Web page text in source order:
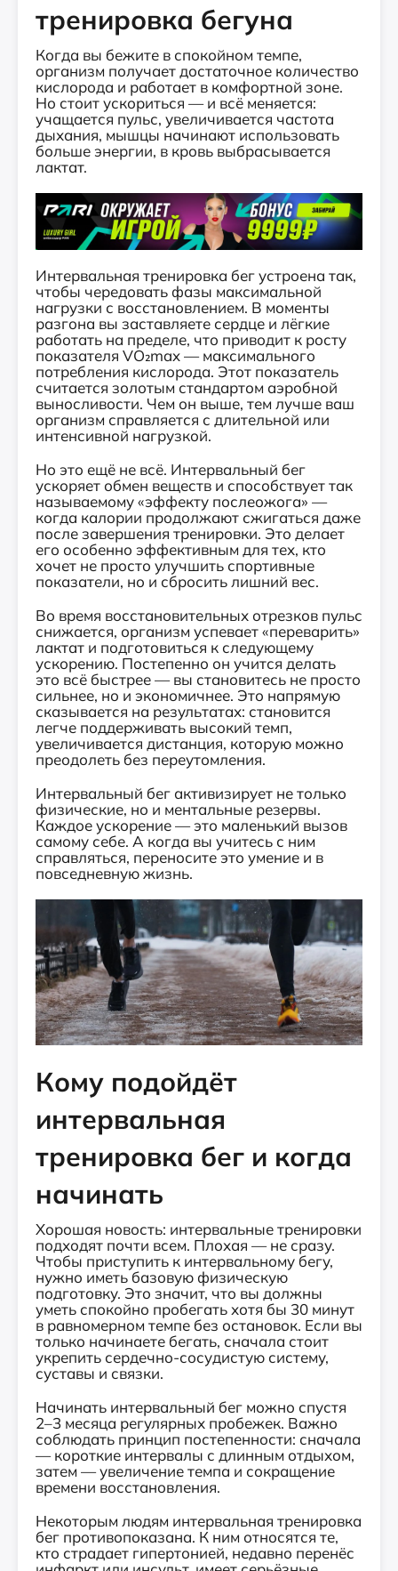
тренировка бегуна
Когда вы бежите в спокойном темпе,
организм получает достаточное количество
кислорода и работает в комфортной зоне.
Но стоит ускориться — и всё меняется:
учащается пульс, увеличивается частота
дыхания, мышцы начинают использовать
больше энергии, в кровь выбрасывается
лактат.
Интервальная тренировка бег устроена так,
чтобы чередовать фазы максимальной
нагрузки с восстановлением. В моменты
разгона вы заставляете сердце и лёгкие
работать на пределе, что приводит к росту
показателя VO₂max — максимального
потребления кислорода. Этот показатель
считается золотым стандартом аэробной
выносливости. Чем он выше, тем лучше ваш
организм справляется с длительной или
интенсивной нагрузкой.
Но это ещё не всё. Интервальный бег
ускоряет обмен веществ и способствует так
называемому «эффекту послеожога» —
когда калории продолжают сжигаться даже
после завершения тренировки. Это делает
его особенно эффективным для тех, кто
хочет не просто улучшить спортивные
показатели, но и сбросить лишний вес.
Во время восстановительных отрезков пульс
снижается, организм успевает «переварить»
лактат и подготовиться к следующему
ускорению. Постепенно он учится делать
это всё быстрее — вы становитесь не просто
сильнее, но и экономичнее. Это напрямую
сказывается на результатах: становится
легче поддерживать высокий темп,
увеличивается дистанция, которую можно
преодолеть без переутомления.
Интервальный бег активизирует не только
физические, но и ментальные резервы.
Каждое ускорение — это маленький вызов
самому себе. А когда вы учитесь с ним
справляться, переносите это умение и в
повседневную жизнь.
Кому подойдёт
интервальная
тренировка бег и когда
начинать
Хорошая новость: интервальные тренировки
подходят почти всем. Плохая — не сразу.
Чтобы приступить к интервальному бегу,
нужно иметь базовую физическую
подготовку. Это значит, что вы должны
уметь спокойно пробегать хотя бы 30 минут
в равномерном темпе без остановок. Если вы
только начинаете бегать, сначала стоит
укрепить сердечно-сосудистую систему,
суставы и связки.
Начинать интервальный бег можно спустя
2–3 месяца регулярных пробежек. Важно
соблюдать принцип постепенности: сначала
— короткие интервалы с длинным отдыхом,
затем — увеличение темпа и сокращение
времени восстановления.
Некоторым людям интервальная тренировка
бег противопоказана. К ним относятся те,
кто страдает гипертонией, недавно перенёс